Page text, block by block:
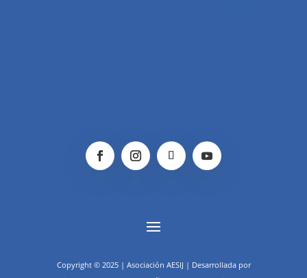
Copyright © 2025 | Asociación AESIJ | Desarrollada por